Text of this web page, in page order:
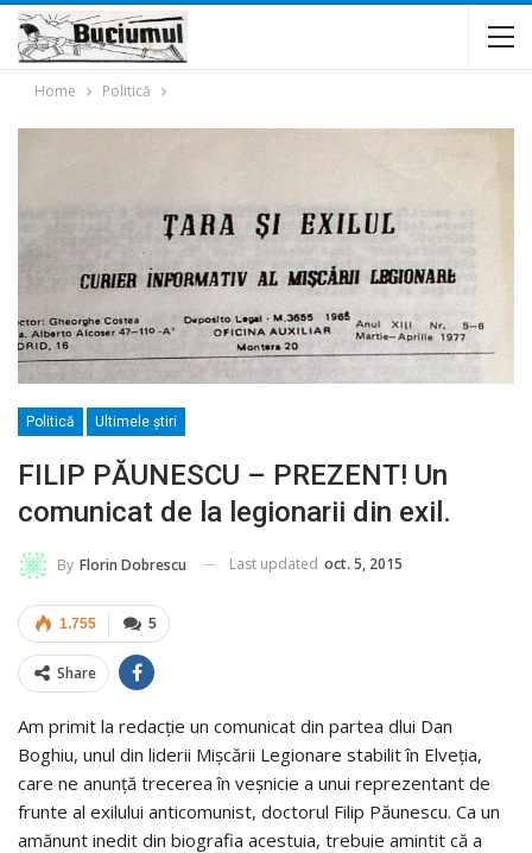
Home Politică
Politică Ultimele ştiri
FILIP PĂUNESCU – PREZENT! Un
comunicat de la legionarii din exil.
By Florin Dobrescu Last updated oct. 5, 2015
5
1.755
Share
Am primit la redacţie un comunicat din partea dlui Dan
Boghiu, unul din liderii Mişcării Legionare stabilit în Elveţia,
care ne anunţă trecerea în veşnicie a unui reprezentant de
frunte al exilului anticomunist, doctorul Filip Păunescu. Ca un
amănunt inedit din biografia acestuia, trebuie amintit că a